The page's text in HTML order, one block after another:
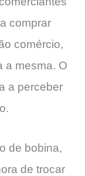
comprar
comércio,
a mesma. O
a perceber
de bobina,
de trocar